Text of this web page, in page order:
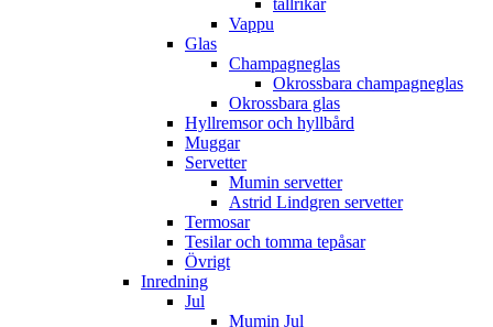
Vappu
Glas
Champagneglas
Okrossbara champagneglas
Okrossbara glas
Hyllremsor och hyllbård
Muggar
Servetter
Mumin servetter
Astrid Lindgren servetter
Termosar
Tesilar och tomma tepåsar
Övrigt
Inredning
Jul
Mumin Jul